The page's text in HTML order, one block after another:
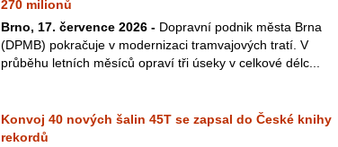
270 milionů
Brno, 17. července 2026 - Dopravní podnik města Brna
(DPMB) pokračuje v modernizaci tramvajových tratí. V
průběhu letních měsíců opraví tři úseky v celkové délc...
Konvoj 40 nových šalin 45T se zapsal do České knihy
rekordů